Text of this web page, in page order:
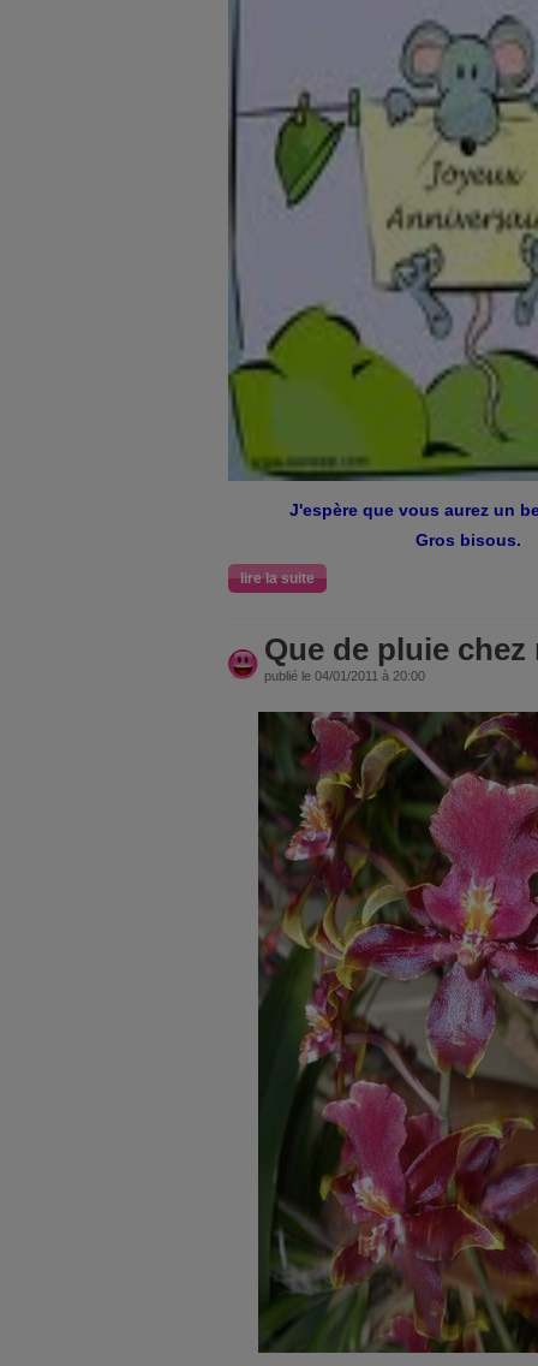
J'espère que vous aurez un
Gros bisous.
lire la suite
Que de pluie
publié le 04/01/2011 à 20:00